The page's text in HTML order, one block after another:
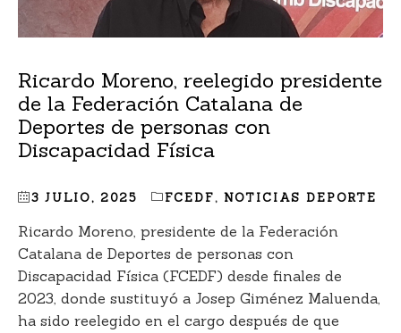
Ricardo Moreno, reelegido presidente
de la Federación Catalana de
Deportes de personas con
Discapacidad Física
3 JULIO, 2025 FCEDF, NOTICIAS DEPORTE
Ricardo Moreno, presidente de la Federación
Catalana de Deportes de personas con
Discapacidad Física (FCEDF) desde finales de
2023, donde sustituyó a Josep Giménez Maluenda,
ha sido reelegido en el cargo después de que